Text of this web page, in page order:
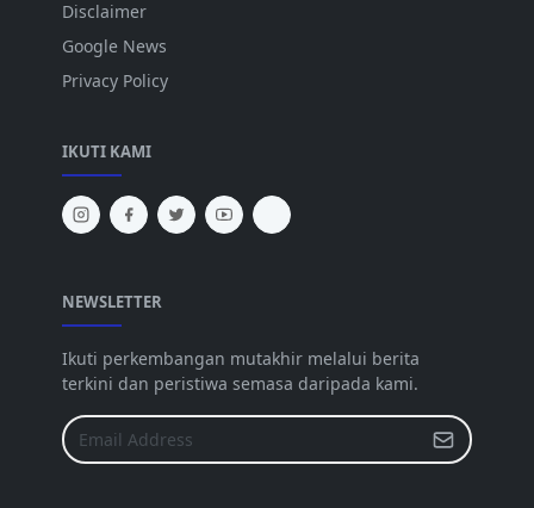
Disclaimer
Google News
Privacy Policy
IKUTI KAMI
NEWSLETTER
Ikuti perkembangan mutakhir melalui berita
terkini dan peristiwa semasa daripada kami.